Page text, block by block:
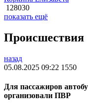
128030
показать ещё
Происшествия
назад
05.08.2025 09:22 1550
Для пассажиров
организовали ПВР